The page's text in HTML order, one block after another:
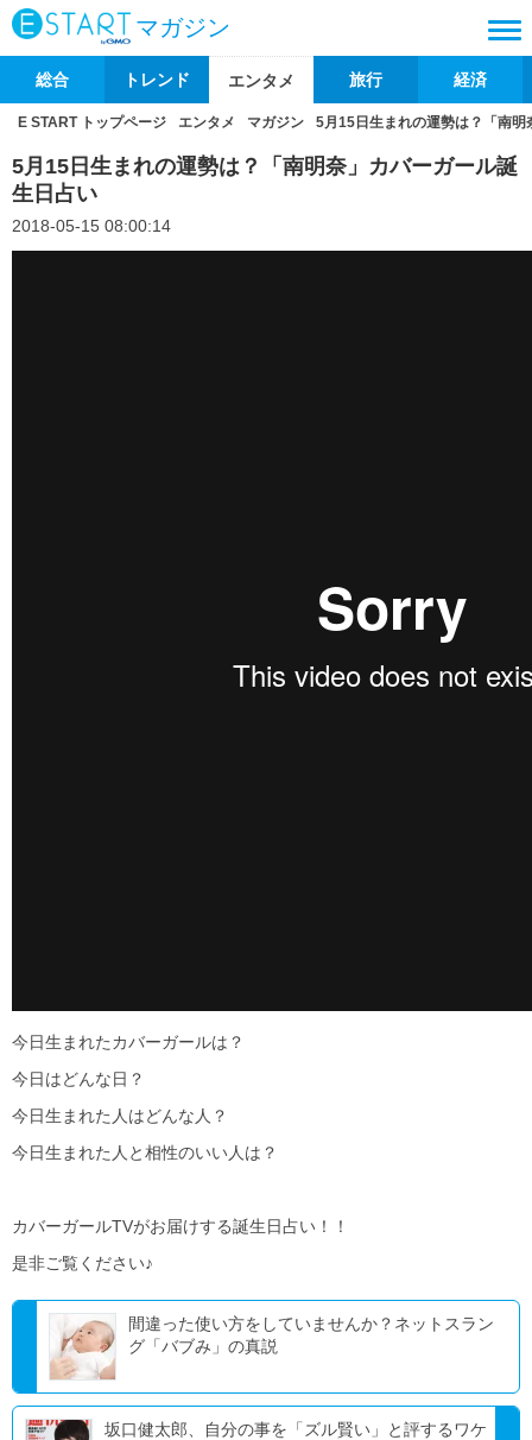
マガジン
総合 トレンド エンタメ 旅行 経済
E START トップページ エンタメ マガジン 5月15日生まれの運勢は？「南
5月15日生まれの運勢は？「南明奈」カバーガール誕
生日占い
2018-05-15 08:00:14
今日生まれたカバーガールは？
今日はどんな日？
今日生まれた人はどんな人？
今日生まれた人と相性のいい人は？
カバーガールTVがお届けする誕生日占い！！
是非ご覧ください♪
間違った使い方をしていませんか？ネットスラン
グ「バブみ」の真説
坂口健太郎、自分の事を「ズル賢い」と評するワケ